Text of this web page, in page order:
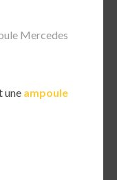
Mercedes
une ampoule